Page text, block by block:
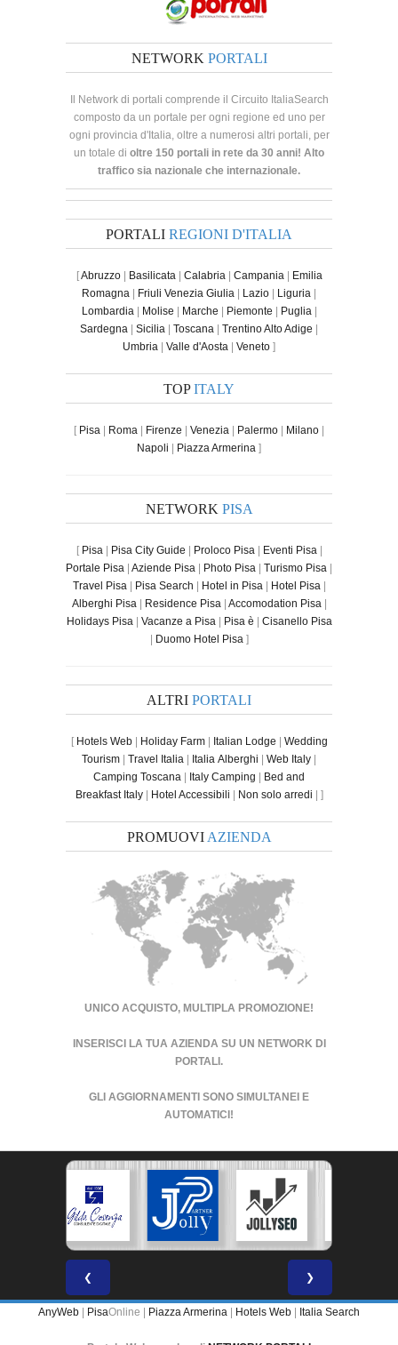
NETWORK PORTALI
Il Network di portali comprende il Circuito ItaliaSearch
composto da un portale per ogni regione ed uno per
ogni provincia d'Italia, oltre a numerosi altri portali, per
un totale di oltre 150 portali in rete da 30 anni! Alto
traffico sia nazionale che internazionale.
PORTALI REGIONI D'ITALIA
[Abruzzo| Basilicata | Calabria | Campania | Emilia
Romagna | Friuli Venezia Giulia | Lazio | Liguria |
Lombardia | Molise | Marche | Piemonte | Puglia |
Sardegna | Sicilia | Toscana | Trentino Alto Adige |
Umbria | Valle d'Aosta | Veneto ]
TOPITALY
[ Pisa | Roma | Firenze | Venezia | Palermo | Milano |
Napoli | Piazza Armerina ]
NETWORK PISA
[ Pisa | Pisa City Guide | Proloco Pisa | Eventi Pisa |
Portale Pisa | Aziende Pisa | Photo Pisa | Turismo Pisa |
Travel Pisa | Pisa Search | Hotel in Pisa | Hotel Pisa |
Alberghi Pisa | Residence Pisa | Accomodation Pisa |
Holidays Pisa | Vacanze a Pisa | Pisa è | Cisanello Pisa
| Duomo Hotel Pisa ]
ALTRI PORTALI
[ Hotels Web| Holiday Farm| Italian Lodge | Wedding
Tourism | Travel Italia | Italia Alberghi | Web Italy |
Camping Toscana | Italy Camping | Bed and
Breakfast Italy| Hotel Accessibili | Non solo arredi | ]
PROMUOVI AZIENDA
UNICO ACQUISTO, MULTIPLA PROMOZIONE!
INSERISCI LA TUA AZIENDA SU UN NETWORK DI
PORTALI.
GLI AGGIORNAMENTI SONO SIMULTANEI E
AUTOMATICI!
❮ ❯
AnyWeb | PisaOnline | Piazza Armerina | Hotels Web | Italia Search